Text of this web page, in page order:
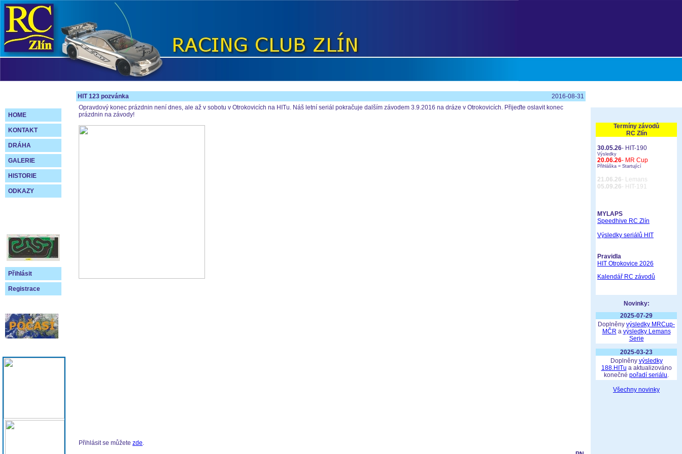
HOME
KONTAKT
DRÁHA
GALERIE
HISTORIE
ODKAZY
Přihlásit
Registrace
HIT 123 pozvánka
2016-08-31
Opravdový konec prázdnin není dnes, ale až v sobotu v Otrokovicích na HITu. Náš letní seriál pokračuje dalším závodem 3.9.2016 na dráze v Otrokovicích. Přijeďte oslavit konec
prázdnin na závody!
Přihlásit se můžete zde.
Termíny závodů
RC Zlín
30.05.26- HIT-190
Výsledky
20.06.26- MR Cup
Přihláška = Startující
21.06.26- Lemans
05.09.26- HIT-191
MYLAPS
Speedhive RC Zlín
Výsledky seriálů HIT
Pravidla
HIT Otrokovice 2026
Kalendář RC závodů
Novinky:
2025-07-29
Doplněny výsledky MRCup-
MČR a výsledky Lemans
Serie
2025-03-23
Doplněny výsledky
188.HITu a aktualizováno
konečné pořadí seriálu.
Všechny novinky